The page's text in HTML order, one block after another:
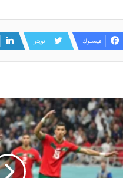
فيسبوك تويتر